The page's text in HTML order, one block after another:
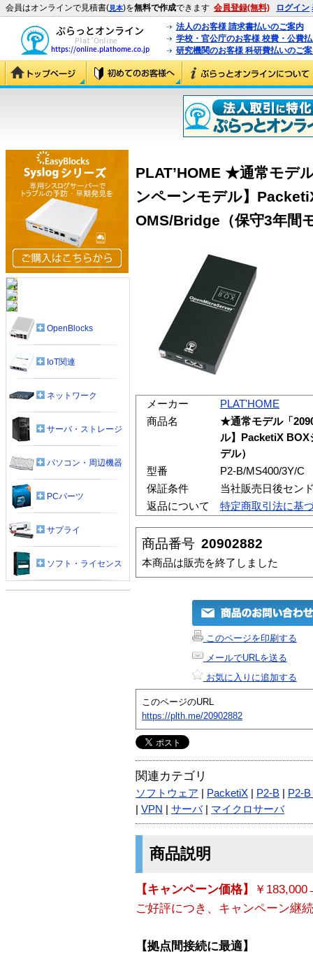
会員はオンラインで見積書(見本)を無料で作成できます 会員登録(無料) ログイン
法人のお客様 請求書払いのご案内
学校・官公庁のお客様 校費・公費
研究機関のお客様 科研費払いのご
PLAT’HOME ★通常モデ
ンペーンモデル】
OMS/Bridge（保守3年間
メーカー
PLAT'HOME
商品名
★通常モデル「
ル】PacketiX
デル）
型番
P2-B/MS400/3Y/C
保証条件
当社販売日後セン
返品について
特定商取引法に基
商品番号 20902882
本商品は販売を終了しました
このページを印刷する
メールでURLを送る
お気に入りに追加する
このページのURL
https://plth.me/20902882
関連カテゴリ
ソフトウェア PacketiX P2-B
P2-
VPN サーバ| マイクロサーバ
商品説明
【キャンペーン価格】
￥
ご好評につき、キャンペーン継
【拠点間接続に最適】
OpenBlocks
IoT関連
ネットワーク
サーバ・ストレージ
パソコン・周辺機器
PCパーツ
サプライ
ソフト・ライセンス